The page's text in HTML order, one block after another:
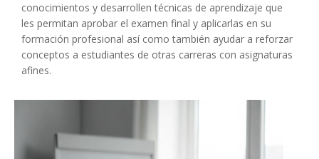
conocimientos y desarrollen técnicas de aprendizaje que
les permitan aprobar el examen final y aplicarlas en su
formación profesional así como también ayudar a reforzar
conceptos a estudiantes de otras carreras con asignaturas
afines.